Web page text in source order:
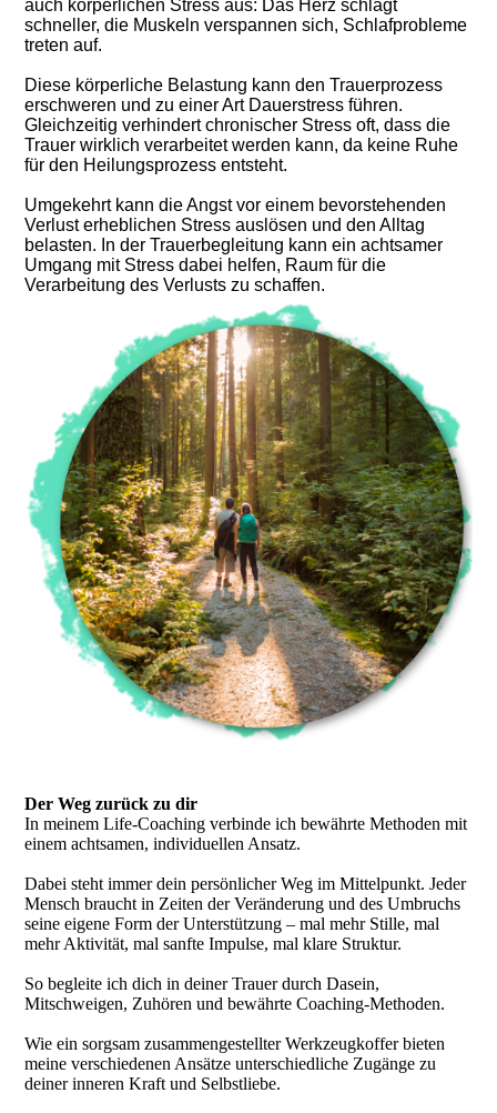
auch körperlichen Stress aus: Das Herz schlägt
schneller, die Muskeln verspannen sich, Schlafprobleme
treten auf.
Diese körperliche Belastung kann den Trauerprozess
erschweren und zu einer Art Dauerstress führen.
Gleichzeitig verhindert chronischer Stress oft, dass die
Trauer wirklich verarbeitet werden kann, da keine Ruhe
für den Heilungsprozess entsteht.
Umgekehrt kann die Angst vor einem bevorstehenden
Verlust erheblichen Stress auslösen und den Alltag
belasten. In der Trauerbegleitung kann ein achtsamer
Umgang mit Stress dabei helfen, Raum für die
Verarbeitung des Verlusts zu schaffen.
Der Weg zurück zu dir
In meinem Life-Coaching verbinde ich bewährte Methoden mit
einem achtsamen, individuellen Ansatz.
Dabei steht immer dein persönlicher Weg im Mittelpunkt. Jeder
Mensch braucht in Zeiten der Veränderung und des Umbruchs
seine eigene Form der Unterstützung – mal mehr Stille, mal
mehr Aktivität, mal sanfte Impulse, mal klare Struktur.
So begleite ich dich in deiner Trauer durch Dasein,
Mitschweigen, Zuhören und bewährte Coaching-Methoden.
Wie ein sorgsam zusammengestellter Werkzeugkoffer bieten
meine verschiedenen Ansätze unterschiedliche Zugänge zu
deiner inneren Kraft und Selbstliebe.